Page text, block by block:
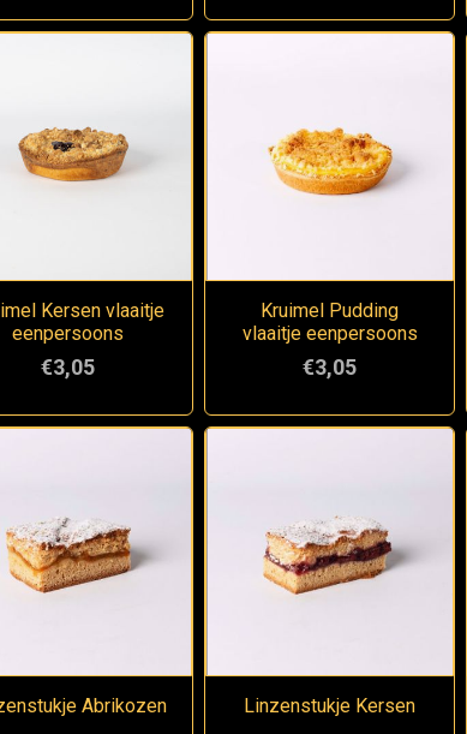
Kersen vlaaitje
eenpersoons
€3,05
Kruimel Pudding
vlaaitje eenpersoons
€3,05
Abrikozen Linzenstukje Kersen